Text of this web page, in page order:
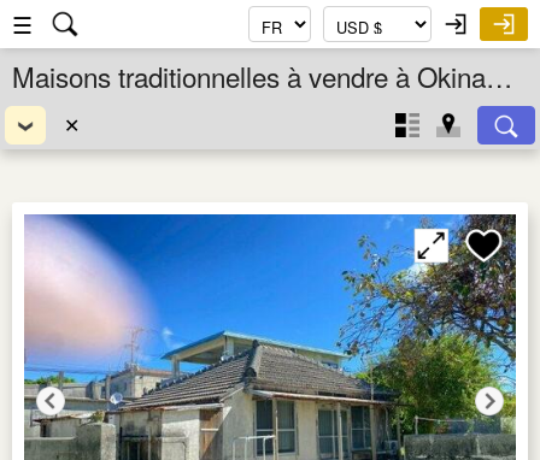
☰
Maisons traditionnelles à vendre à Okinawa Ken, Okinawa, Japon
✕